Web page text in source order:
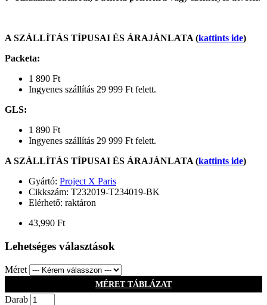
A SZÁLLÍTÁS TÍPUSAI ÉS ÁRAJÁNLATA (kattints ide)
Packeta:
1 890 Ft
Ingyenes szállítás 29 999 Ft felett.
GLS:
1 890 Ft
Ingyenes szállítás 29 999 Ft felett.
A SZÁLLÍTÁS TÍPUSAI ÉS ÁRAJÁNLATA (kattints ide)
Gyártó: Project X Paris
Cikkszám: T232019-T234019-BK
Elérhető: raktáron
43,990 Ft
Lehetséges választások
Méret
MÉRET TÁBLÁZAT
Darab